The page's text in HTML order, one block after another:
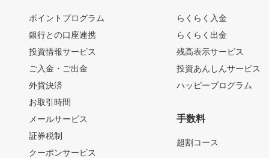
ポイントプログラム
銀行との口座連携
投資情報サービス
ご入金・ご出金
外貨決済
お取引時間
メールサービス
証券税制
クーポンサービス
らくらく入金
らくらく出金
残高表示サービス
投資あんしんサービス
ハッピープログラム
手数料
超割コース